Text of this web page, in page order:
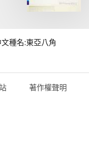
文種名:東亞八角
著作權聲明